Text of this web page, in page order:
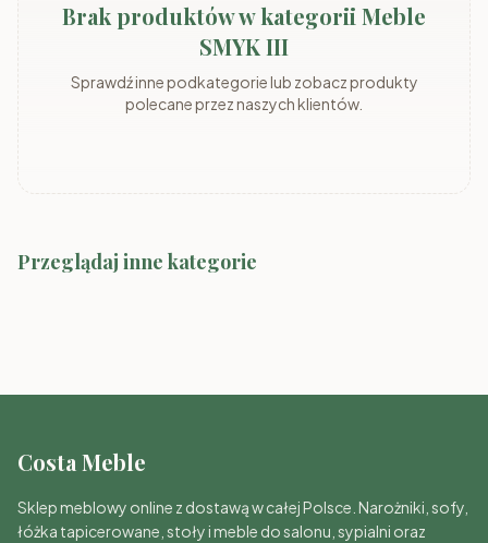
Brak produktów w kategorii Meble
SMYK III
Sprawdź inne podkategorie lub zobacz produkty
polecane przez naszych klientów.
Przeglądaj inne kategorie
Meble SMYK I
Costa Meble
Sklep meblowy online z dostawą w całej Polsce. Narożniki, sofy,
łóżka tapicerowane, stoły i meble do salonu, sypialni oraz